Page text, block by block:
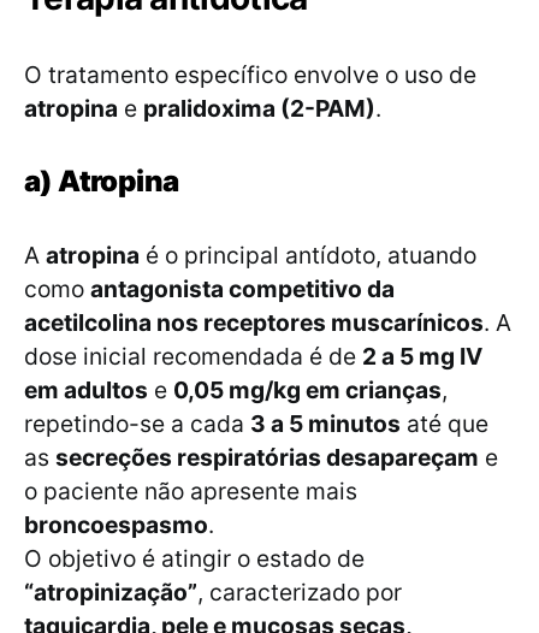
O tratamento específico envolve o uso de
atropina e pralidoxima (2-PAM).
a) Atropina
A atropina é o principal antídoto, atuando
como antagonista competitivo da
acetilcolina nos receptores muscarínicos. A
dose inicial recomendada é de 2 a 5 mg IV
em adultos e 0,05 mg/kg em crianças,
repetindo-se a cada 3 a 5 minutos até que
as secreções respiratórias desapareçam e
o paciente não apresente mais
broncoespasmo.
O objetivo é atingir o estado de
“atropinização”, caracterizado por
taquicardia, pele e mucosas secas,